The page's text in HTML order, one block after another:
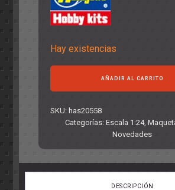
Hay existencias
Impreza
WRC
cantidad
AÑADIR AL CARRITO
SKU: has20558
Categorías: Escala 1:24,
Novedades
DESCRIPCIÓN